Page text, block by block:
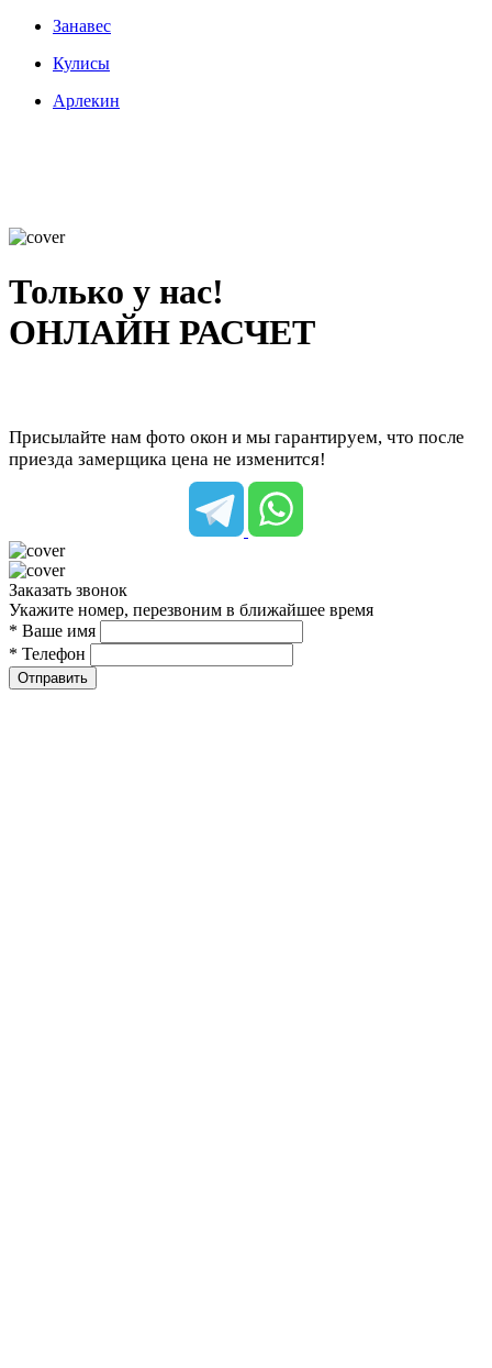
Занавес
Кулисы
Арлекин
Только у нас!
ОНЛАЙН РАСЧЕТ
Присылайте нам фото окон и мы гарантируем, что после
приезда замерщика цена не изменится!
Заказать звонок
Укажите номер, перезвоним в ближайшее время
* Ваше имя
* Телефон
Отправить